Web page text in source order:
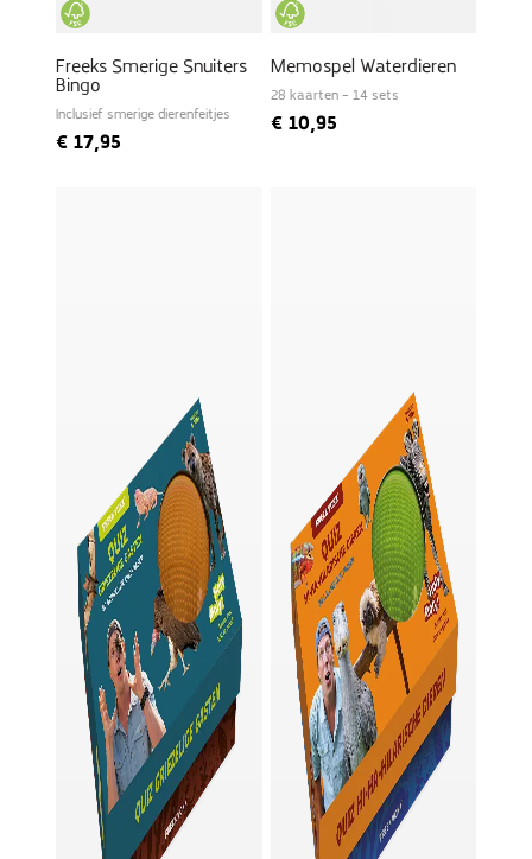
Freeks Smerige Snuiters
Bingo
Inclusief smerige dierenfeitjes
€ 17,95
Memospel Waterdieren
28 kaarten – 14 sets
€10,95